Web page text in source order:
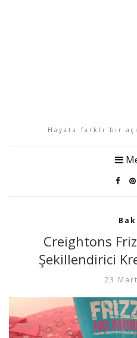
Hayata farklı bir
Creightons
Şekillendirici
23